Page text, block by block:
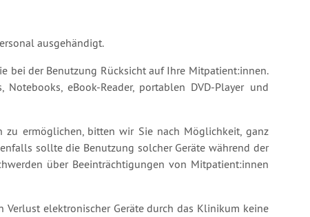
ausgehändigt.
bei der Benutzung Rücksicht auf Ihre Mitpatient:innen.
eBook-Reader, portablen DVD-Player und
ermöglichen, bitten wir Sie nach Möglichkeit, ganz
sollte die Benutzung solcher Geräte während der
über Beeinträchtigungen von Mitpatient:innen
elektronischer Geräte durch das Klinikum keine